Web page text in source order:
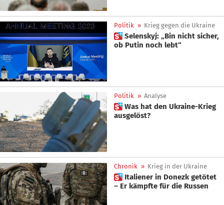
Politik » Krieg gegen die Ukraine
 Selenskyj: „Bin nicht sicher,
ob Putin noch lebt“
Politik » Analyse
 Was hat den Ukraine-Krieg
ausgelöst?
Chronik » Krieg in der Ukraine
 Italiener in Donezk getötet
– Er kämpfte für die Russen